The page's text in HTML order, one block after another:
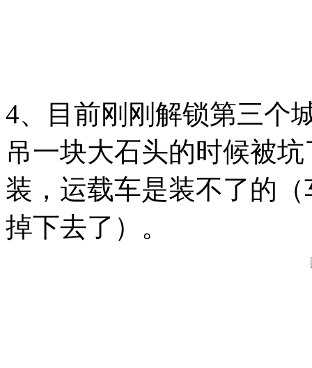
4、目前刚刚解锁第三个
吊一块大石头的时候被
装，运载车是装不了的
掉下去了）。